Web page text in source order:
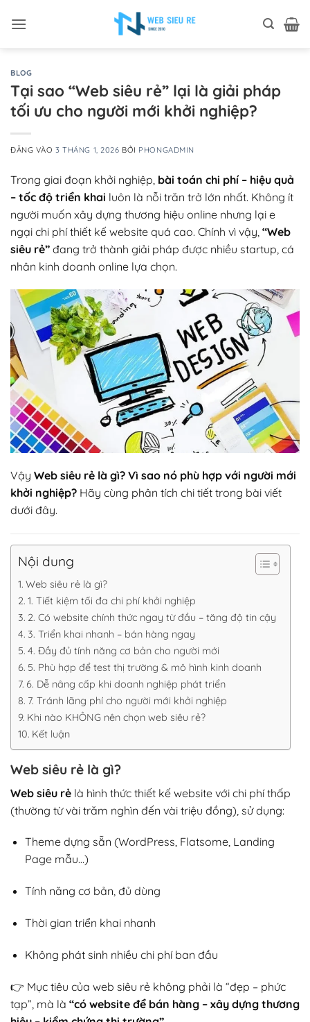
qua
BLOG
Tại sao “Web siêu rẻ” lại là giải pháp
tối ưu cho người mới khởi nghiệp?
ĐĂNG VÀO3 THÁNG 1, 2026 BỞI PHONGADMIN
Trong giai đoạn khởi nghiệp, bài toán chi phí – hiệu quả
– tốc độ triển khai luôn là nỗi trăn trở lớn nhất. Không ít
người muốn xây dựng thương hiệu online nhưng lại e
ngại chi phí thiết kế website quá cao. Chính vì vậy, “Web
siêu rẻ” đang trở thành giải pháp được nhiều startup, cá
nhân kinh doanh online lựa chọn.
Vậy Web siêu rẻ là gì? Vì sao nó phù hợp với người mới
khởi nghiệp? Hãy cùng phân tích chi tiết trong bài viết
dưới đây.
Nội dung
Web siêu rẻ là gì?
1. Tiết kiệm tối đa chi phí khởi nghiệp
2. Có website chính thức ngay từ đầu – tăng độ tin cậy
3. Triển khai nhanh – bán hàng ngay
4. Đầy đủ tính năng cơ bản cho người mới
5. Phù hợp để test thị trường & mô hình kinh doanh
6. Dễ nâng cấp khi doanh nghiệp phát triển
7. Tránh lãng phí cho người mới khởi nghiệp
Khi nào KHÔNG nên chọn web siêu rẻ?
Kết luận
Web siêu rẻ là gì?
Web siêu rẻ là hình thức thiết kế website với chi phí thấp
(thường từ vài trăm nghìn đến vài triệu đồng), sử dụng:
Theme dựng sẵn (WordPress, Flatsome, Landing
Page mẫu…)
Tính năng cơ bản, đủ dùng
Thời gian triển khai nhanh
Không phát sinh nhiều chi phí ban đầu
👉 Mục tiêu của web siêu rẻ không phải là “đẹp – phức
tạp”, mà là “có website để bán hàng – xây dựng thương